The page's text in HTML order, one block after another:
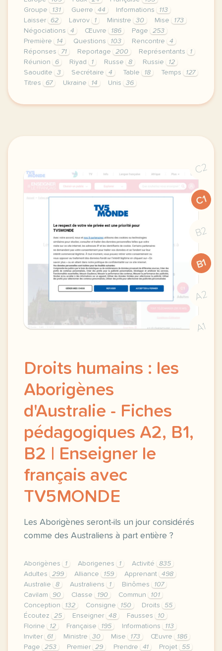
Groupe
131 Guerre 44 Informations
113
Laisser
62 Lavrov 1 Ministre 30 Mise
173
Négociations
4 Œuvre 186 Page
253
Première
14 Questions 103 Rencontre
4
Réponses
71 Reportage 200 Représentants
1
Réunion
6 Riyad 1 Russe 8 Russie
12
Saoudite
3 Secrétaire 4 Table 18 Temps
127
Titres
67 Ukraine 14 Unis 36
le respect de votre vie privee est une priorite
C2
C1
B2
B1
A2
A1
Droits humains : les
Aborigènes
d'Australie - Fiches
pédagogiques A2, B1,
B2 | Enseigner le
français avec
TV5MONDE
Les Aborigènes seront-ils un jour considérés
comme des Australiens à part entière ?
Aborigènes 1 Aborigenes 1 Activité
835
Adultes
299 Alliance 159 Apprenant
498
Australie
8 Australiens 1 Binômes
107
Cavilam
90 Classe 190 Commun
101
Conception
132 Consigne 150 Droits
55
Écoutez
25 Enseigner 48 Fausses
10
Florine
12 Française 195 Informations
113
Inviter
61 Ministre 30 Mise 173 Œuvre
186
Page
253 Premier 29 Prendre 41 Projet
55